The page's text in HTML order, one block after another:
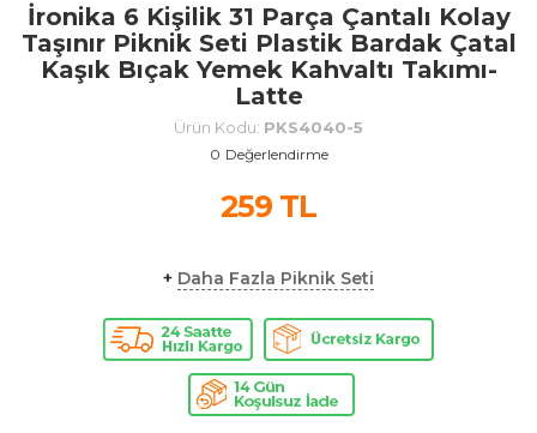
İronika 6 Kişilik 31 Parça Çantalı Kolay
Taşınır Piknik Seti Plastik Bardak Çatal
Kaşık Bıçak Yemek Kahvaltı Takımı-
Latte
Ürün Kodu: PKS4040-5
0 Değerlendirme
259 TL
+ Daha Fazla Piknik Seti